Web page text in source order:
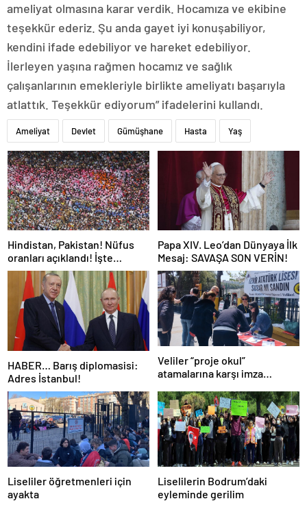
ameliyat olmasına karar verdik. Hocamıza ve ekibine
teşekkür ederiz. Şu anda gayet iyi konuşabiliyor,
kendini ifade edebiliyor ve hareket edebiliyor.
İlerleyen yaşına rağmen hocamız ve sağlık
çalışanlarının emekleriyle birlikte ameliyatı başarıyla
atlattık. Teşekkür ediyorum” ifadelerini kullandı.
Ameliyat Devlet Gümüşhane Hasta Yaş
Hindistan, Pakistan! Nüfus
oranları açıklandı! İşte
Dünyanın en kalabalık ülkesi!
Dünya haritası ülkeler!
Papa XIV. Leo’dan Dünyaya İlk
Mesaj: SAVAŞA SON VERİN!
HABER… Barış diplomasisi:
Adres İstanbul!
Veliler “proje okul”
atamalarına karşı imza
Liseliler öğretmenleri için
ayakta
Liselilerin Bodrum’daki
eyleminde gerilim